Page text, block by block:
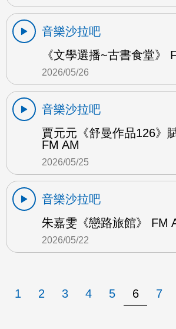
音樂沙拉吧
《文學選播~古書食堂》
2026/05/26
音樂沙拉吧
賈元元《舒曼作品126》
FM AM
2026/05/25
音樂沙拉吧
朱嘉雯《戀路旅館》 FM
2026/05/22
1 2 3 4 5 6 7